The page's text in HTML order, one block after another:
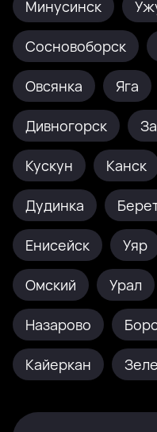
Минусинск
Сосновоборск
Овсянка Яга
Дивногорск
Кускун Канск
Дудинка
Енисейск Уяр
Омский Урал
Назарово
Кайеркан